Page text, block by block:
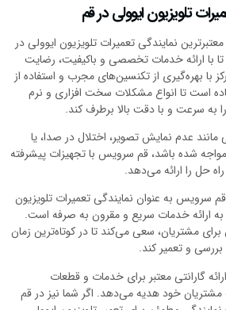
تلویزیون ایوولی در قم
نمایندگی تعمیرات تلویزیون ایوولی در
با ارائه خدمات تخصصی و باکیفیت، رضایت
با بهره‌گیری از تکنسین‌های مجرب و استفاده از
است تا انواع مشکلات سخت افزاری و نرم
به سرعت و با دقت بالا برطرف کند.
عدم نمایش تصویر، اختلال در صدا، یا
شده باشد، قم سرویس با تجهیزات پیشرفته
حل را ارائه می‌دهد.
سرویس به عنوان نمایندگی تعمیرات تلویزیون
به ارائه خدمات سریع و مقرون به صرفه است.
مشتریان، سعی می‌کند تا در کوتاه‌ترین زمان
و تعمیر کند.
گارانتی معتبر برای خدمات و قطعات
مشتریان خود هدیه می‌دهد. اگر شما نیز در قم